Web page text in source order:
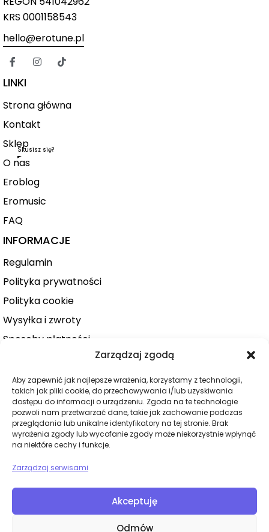
Zarządzaj zgodą
Aby zapewnić jak najlepsze wrażenia, korzystamy z technologii,
takich jak pliki cookie, do przechowywania i/lub uzyskiwania
dostępu do informacji o urządzeniu. Zgoda na te technologie
pozwoli nam przetwarzać dane, takie jak zachowanie podczas
przeglądania lub unikalne identyfikatory na tej stronie. Brak
wyrażenia zgody lub wycofanie zgody może niekorzystnie wpłynąć
na niektóre cechy i funkcje.
Zarządzaj serwisami
Akceptuję
Odmów
KRS 0001158543
hello@erotune.pl
LINKI
Strona główna
Kontakt
Sklep
O nas
Skusisz się?
Eroblog
Eromusic
FAQ
INFORMACJE
Regulamin
Polityka prywatności
Polityka cookie
Wysyłka i zwroty
Sposoby płatności
Zamówienie
KATEGORIE
Dla niej
Dla niego
BDSM